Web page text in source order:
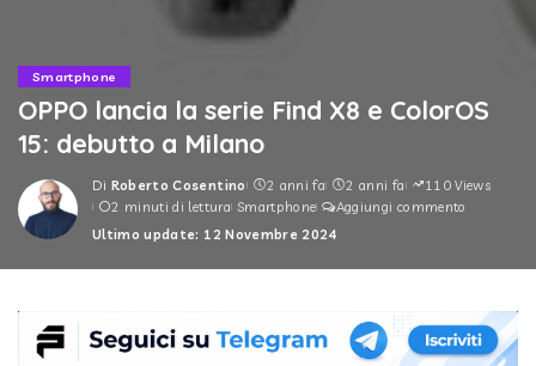
Smartphone
OPPO lancia la serie Find X8 e ColorOS
15: debutto a Milano
Posted
by
Di Roberto Cosentino 2 anni fa 2 anni fa
110 Views
2 minuti di lettura Smartphone
Aggiungi commento
Ultimo update: 12 Novembre 2024